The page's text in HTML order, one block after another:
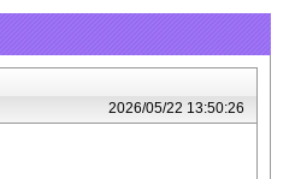
2026/05/22 13:50:26